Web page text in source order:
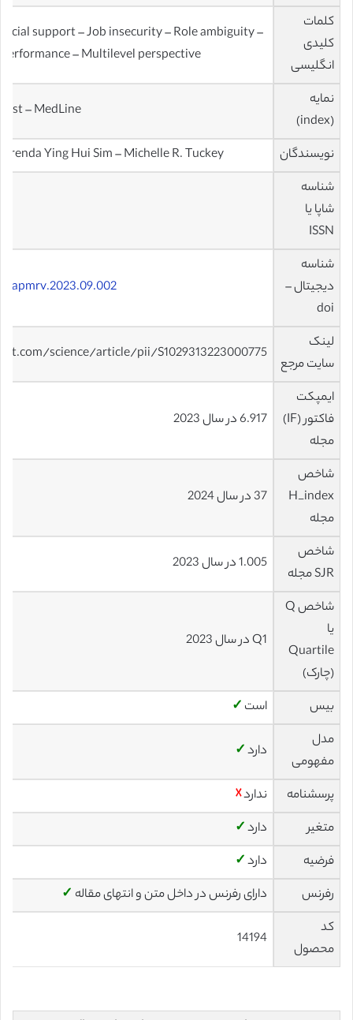
کلمات
کلیدی
انگلیسی
support – Job insecurity – Role ambiguity –
– Multilevel perspective
نمایه
(index)
– MedLine
نویسندگان
Ying Hui Sim – Michelle R. Tuckey
شناسه
شاپا یا
ISSN
شناسه
دیجیتال –
doi
لینک
سایت مرجع
science/article/pii/S1029313223000775
ایمپکت
فاکتور (IF)
مجله
6.917 در سال 2023
شاخص
H_index
مجله
37 در سال 2024
شاخص
SJR مجله
1.005 در سال 2023
شاخص Q
یا
Quartile
(چارک)
Q1 در سال 2023
بیس است ✓
مدل
مفهومی
دارد✓
پرسشنامه ندارد☓
متغیر
دارد✓
فرضیه
دارد✓
رفرنس
دارای رفرنس در داخل متن و انتهای مقاله ✓
کد
محصول
14194